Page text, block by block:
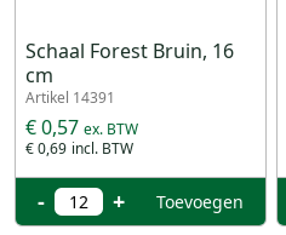
Schaal Forest Bruin, 16
cm
Artikel 14391
€ 0,69
€ 0,57
- + Toevoegen